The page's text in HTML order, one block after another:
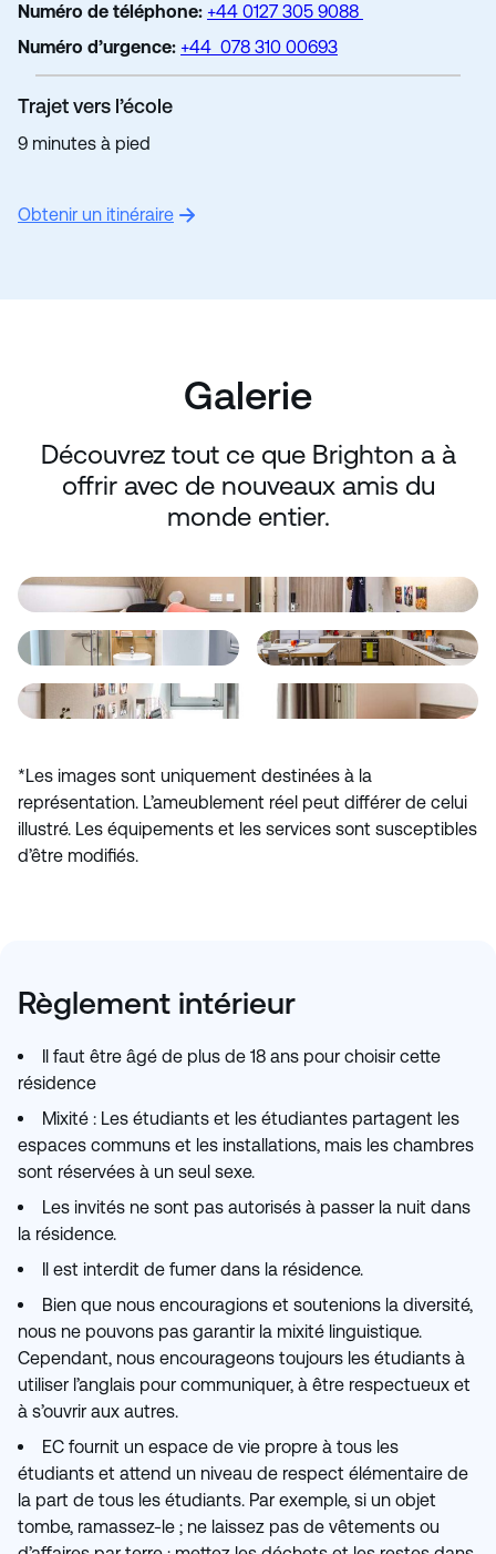
Obtenir un itinéraire
Numéro de téléphone: +44 0127 305 9088
Numéro d’urgence: +44 078 310 00693
Trajet vers l’école
9 minutes à pied
Galerie
Découvrez tout ce que Brighton a à
offrir avec de nouveaux amis du
monde entier.
*Les images sont uniquement destinées à la
représentation. L’ameublement réel peut différer de celui
illustré. Les équipements et les services sont susceptibles
d’être modifiés.
Règlement intérieur
Il faut être âgé de plus de 18 ans pour choisir cette
résidence
Mixité : Les étudiants et les étudiantes partagent les
espaces communs et les installations, mais les chambres
sont réservées à un seul sexe.
Les invités ne sont pas autorisés à passer la nuit dans
la résidence.
Il est interdit de fumer dans la résidence.
Bien que nous encouragions et soutenions la diversité,
nous ne pouvons pas garantir la mixité linguistique.
Cependant, nous encourageons toujours les étudiants à
utiliser l’anglais pour communiquer, à être respectueux et
à s’ouvrir aux autres.
EC fournit un espace de vie propre à tous les
étudiants et attend un niveau de respect élémentaire de
la part de tous les étudiants. Par exemple, si un objet
tombe, ramassez-le ; ne laissez pas de vêtements ou